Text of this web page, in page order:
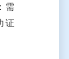
需
证